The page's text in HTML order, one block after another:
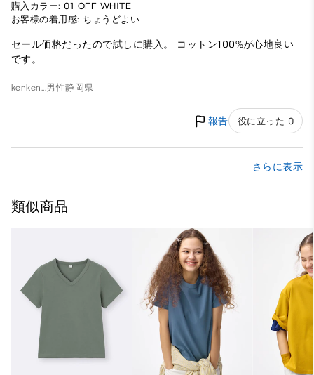
購入カラー: 01 OFF WHITE
お客様の着用感: ちょうどよい
セール価格だったので試しに購入。 コットン100%が心地良い
です。
kenken...男性静岡県
報告 役に立った 0
さらに表示
類似商品